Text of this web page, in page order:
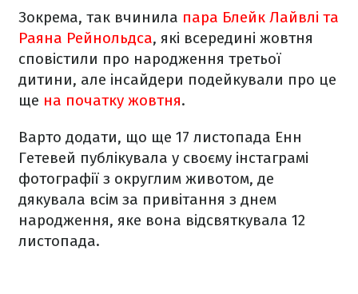
Зокрема, так вчинила пара Блейк Лайвлі та
Раяна Рейнольдса, які всередині жовтня
сповістили про народження третьої
дитини, але інсайдери подейкували про це
ще на початку жовтня.
Варто додати, що ще 17 листопада Енн
Гетевей публікувала у своєму інстаграмі
фотографії з округлим животом, де
дякувала всім за привітання з днем
народження, яке вона відсвяткувала 12
листопада.